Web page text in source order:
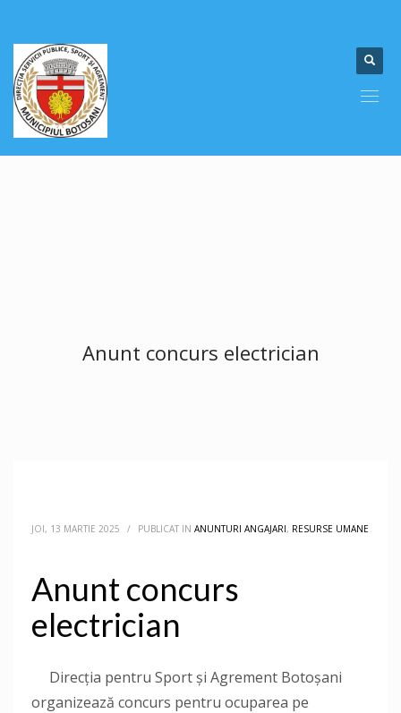
Anunt concurs electrician
JOI, 13 MARTIE 2025 / PUBLICAT IN ANUNTURI ANGAJARI, RESURSE UMANE
Anunt concurs
electrician
Direcţia pentru Sport și Agrement Botoşani
organizează concurs pentru ocuparea pe